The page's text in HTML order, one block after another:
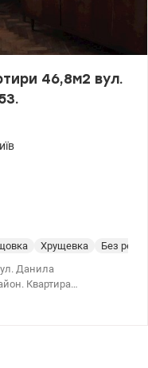
46,8м2 вул.
Хрущевка
Без
Данила
Квартира